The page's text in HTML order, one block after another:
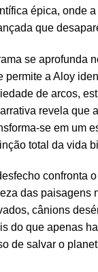
épica, onde
que
se aprofunda
permite a Aloy
de arcos,
revela que
se em um
total da vida
confronta
das paisagens
cânions
do que apenas
de salvar o